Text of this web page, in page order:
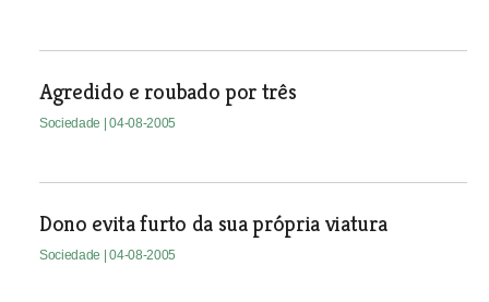
Agredido e roubado por três
Sociedade | 04-08-2005
Dono evita furto da sua própria viatura
Sociedade | 04-08-2005